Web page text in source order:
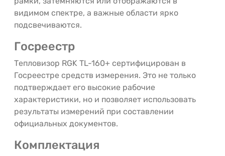
видимом спектре, а важные области ярко
подсвечиваются.
Госреестр
Тепловизор RGK TL-160+ сертифицирован в
Госреестре средств измерения. Это не только
подтверждает его высокие рабочие
характеристики, но и позволяет использовать
результаты измерений при составлении
официальных документов.
Комплектация